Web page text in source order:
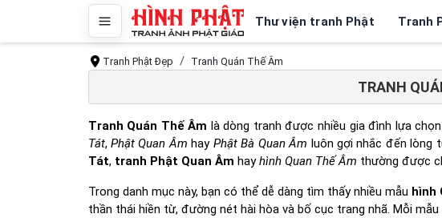
Thư viện tranh Phật Tranh
Tranh Phật Đẹp Tranh Quán Thế Âm
TRANH
Tranh Quán Thế Âm là dòng tranh được nhiều gia đình lựa
Tát, Phật Quan Âm hay Phật Bà Quan Âm luôn gợi nhắc đến lòng
Tát, tranh Phật Quan Âm hayhình Quan Thế Âm thường được
Trong danh mục này, bạn có thể dễ dàng tìm thấy nhiều mẫu hình
thần thái hiền từ, đường nét hài hòa và bố cục trang nhã. Mỗi